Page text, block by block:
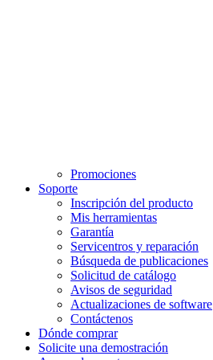
Promociones
Soporte
Inscripción del producto
Mis herramientas
Garantía
Servicentros y reparación
Búsqueda de publicaciones
Solicitud de catálogo
Avisos de seguridad
Actualizaciones de software
Contáctenos
Dónde comprar
Solicite una demostración